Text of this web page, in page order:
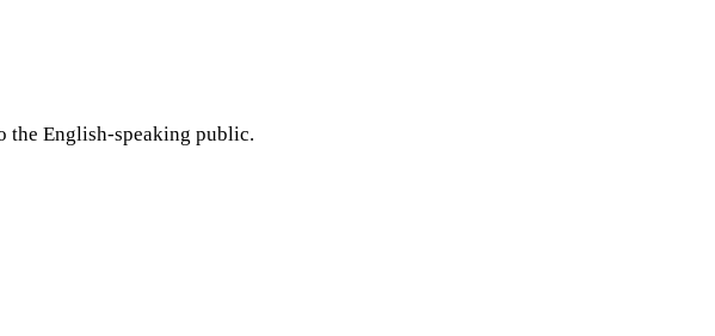
the English-speaking public.